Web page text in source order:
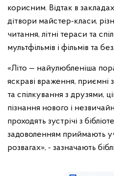
корисним. Відтак в
дітвори майстер-класи,
читання, літні тераси та
мультфільмів і фільмів та
«Літо — найулюбленіша
яскраві враження, приємні
та спілкування з друзями,
пізнання нового і
проходять зустрічі з
задоволенням приймають
розвагах», - зазначають